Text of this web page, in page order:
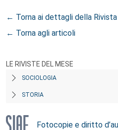
← Torna ai dettagli della Rivista
← Torna agli articoli
LE RIVISTE DEL MESE
SOCIOLOGIA
STORIA
Fotocopie e diritto